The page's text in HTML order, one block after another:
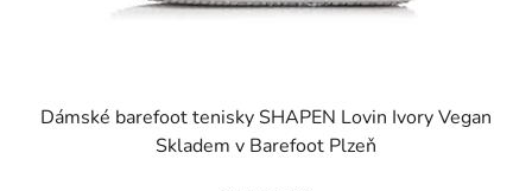
Dámské barefoot tenisky SHAPEN Lovin Ivory Vegan
Skladem v Barefoot Plzeň